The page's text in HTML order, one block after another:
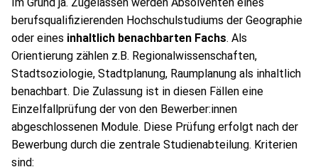
berufsqualifizierenden Hochschulstudiums der Geographie
oder eines inhaltlich benachbarten Fachs. Als
Orientierung zählen z.B. Regionalwissenschaften,
Stadtsoziologie, Stadtplanung, Raumplanung als inhaltlich
benachbart. Die Zulassung ist in diesen Fällen eine
Einzelfallprüfung der von den Bewerber:innen
abgeschlossenen Module. Diese Prüfung erfolgt nach der
Bewerbung durch die zentrale Studienabteilung. Kriterien
sind: